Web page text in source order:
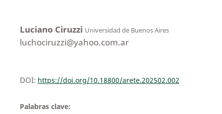
Luciano Ciruzzi Universidad de Buenos Aires
luchociruzzi@yahoo.com.ar
DOI: https://doi.org/10.18800/arete.202502.002
Palabras clave: